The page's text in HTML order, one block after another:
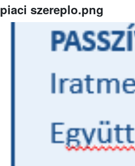
piaci szereplo.png